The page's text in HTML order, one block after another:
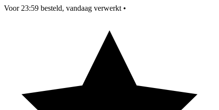
Voor 23:59 besteld, vandaag verwerkt •